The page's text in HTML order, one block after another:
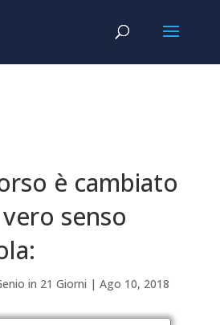
è cambiato
senso
in 21 Giorni | Ago 10, 2018